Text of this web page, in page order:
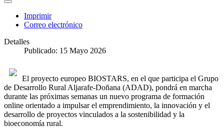
Imprimir
Correo electrónico
Detalles
Publicado: 15 Mayo 2026
El proyecto europeo BIOSTARS, en el que participa el Grupo
de Desarrollo Rural Aljarafe-Doñana (ADAD), pondrá en marcha
durante las próximas semanas un nuevo programa de formación
online orientado a impulsar el emprendimiento, la innovación y el
desarrollo de proyectos vinculados a la sostenibilidad y la
bioeconomía rural.